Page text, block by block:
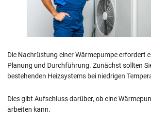
Die Nachrüstung einer Wärmepumpe erfordert
Planung und Durchführung. Zunächst sollten
bestehenden Heizsystems bei niedrigen
Dies gibt Aufschluss darüber, ob eine
arbeiten kann.